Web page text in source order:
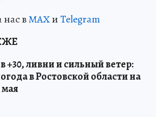
вМАХиTelegram
+30, ливни и сильный ветер:
в Ростовской области на